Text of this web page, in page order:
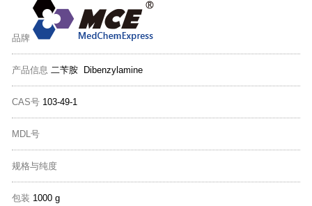
品牌
产品信息 二苄胺 Dibenzylamine
CAS号 103-49-1
MDL号
规格与纯度
包装 1000 g